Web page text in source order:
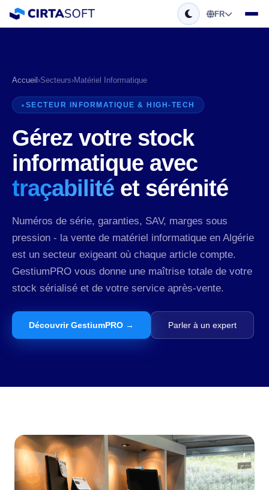
FR
Accueil ›Secteurs›Matériel Informatique
SECTEUR INFORMATIQUE & HIGH-TECH
Gérez votre stock
informatique avec
traçabilité et sérénité
Numéros de série, garanties, SAV, marges sous
pression - la vente de matériel informatique en Algérie
est un secteur exigeant où chaque article compte.
GestiumPRO vous donne une maîtrise totale de votre
stock sérialisé et de votre service après-vente.
Découvrir GestiumPRO → Parler à un expert